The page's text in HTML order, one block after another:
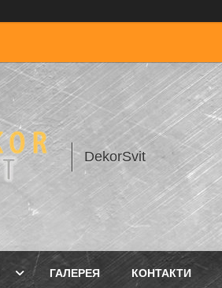
DekorSvit
ГАЛЕРЕЯ КОНТАКТИ